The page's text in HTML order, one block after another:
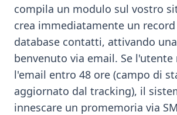
compila un modulo sul vostro
crea immediatamente un record
database contatti, attivando
benvenuto via email. Se l'utente
l'email entro 48 ore (campo di
aggiornato dal tracking), il
innescare un promemoria via